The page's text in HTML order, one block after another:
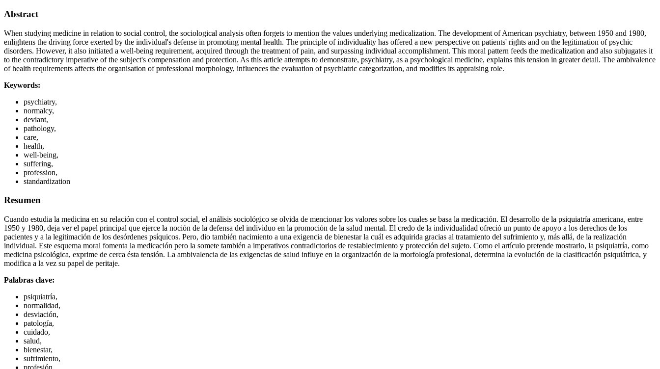
Abstract
When studying medicine in relation to social control, the sociological analysis often forgets to mention the values underlying medicalization. The development of American psychiatry, between 1950 and 1980,
enlightens the driving force exerted by the individual's defense in promoting mental health. The principle of individuality has offered a new perspective on patients' rights and on the legitimation of psychic
disorders. However, it also initiated a well-being requirement, acquired through the treatment of pain, and surpassing individual accomplishment. This moral pattern feeds the medicalization and also subjugates it
to the contradictory imperative of the subject's compensation and protection. As this article attempts to demonstrate, psychiatry, as a psychological medicine, explains this tension in greater detail. The ambivalence
of health requirements affects the organisation of professional morphology, influences the evaluation of psychiatric categorization, and modifies its appraising role.
Keywords:
psychiatry,
normalcy,
deviant,
pathology,
care,
health,
well-being,
suffering,
profession,
standardization
Resumen
Cuando estudia la medicina en su relación con el control social, el análisis sociológico se olvida de mencionar los valores sobre los cuales se basa la medicación. El desarrollo de la psiquiatría americana, entre
1950 y 1980, deja ver el papel principal que ejerce la noción de la defensa del individuo en la promoción de la salud mental. El credo de la individualidad ofreció un punto de apoyo a los derechos de los
pacientes y a la legitimación de los desórdenes psíquicos. Pero, dio también nacimiento a una exigencia de bienestar la cuál es adquirida gracias al tratamiento del sufrimiento y, más allá, de la realización
individual. Este esquema moral fomenta la medicación pero la somete también a imperativos contradictorios de restablecimiento y protección del sujeto. Como el artículo pretende mostrarlo, la psiquiatría, como
medicina psicológica, exprime de cerca ésta tensión. La ambivalencia de las exigencias de salud influye en la organización de la morfología profesional, determina la evolución de la clasificación psiquiátrica, y
modifica a la vez su papel de peritaje.
Palabras clave:
psiquiatría,
normalidad,
desviación,
patología,
cuidado,
salud,
bienestar,
sufrimiento,